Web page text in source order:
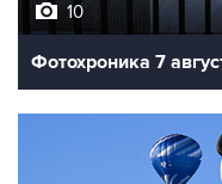
10
Фотохроника 7